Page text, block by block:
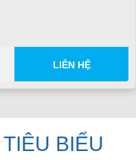
LIÊN HỆ
BIỂU